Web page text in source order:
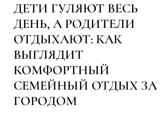
ДЕТИ ГУЛЯЮТ ВЕСЬ
ДЕНЬ, А РОДИТЕЛИ
ОТДЫХАЮТ: КАК
ВЫГЛЯДИТ
КОМФОРТНЫЙ
СЕМЕЙНЫЙ ОТДЫХ ЗА
ГОРОДОМ